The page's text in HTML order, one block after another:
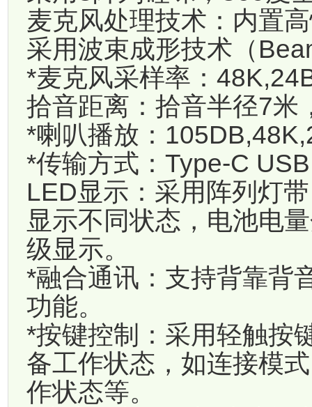
麦克风处理技术：内置
采用波束成形技术（
*麦克风采样率：
拾音距离：拾音半径7米
*喇叭播放：
*传输方式：Type-C
LED显示：采用阵列灯
显示不同状态，电池电
级显示。
*融合通讯：支持背靠背
功能。
*按键控制：采用轻触按
备工作状态，如连接模
作状态等。